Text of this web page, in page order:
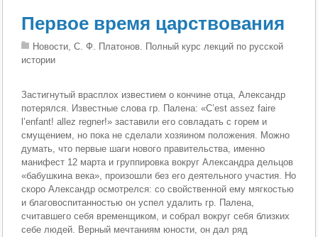
Первое время царствования
Новости, С. Ф. Платонов. Полный курс лекций по русской
истории
Застигнутый врасплох известием о кончине отца, Александр
потерялся. Известные слова гр. Палена: «C’est assez faire
l’enfant! allez regner!» заставили его совладать с горем и
смущением, но пока не сделали хозяином положения. Можно
думать, что первые шаги нового правительства, именно
манифест 12 марта и группировка вокруг Александра дельцов
«бабушкина века», произошли без его деятельного участия. Но
скоро Александр осмотрелся: со свойственной ему мягкостью
и благовоспитанностью он успел удалить гр. Палена,
считавшего себя временщиком, и собрал вокруг себя близких
себе людей. Верный мечтаниям юности, он дал ряд